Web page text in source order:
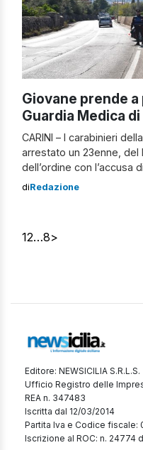
Giovane prende
Guardia Medica
CARINI – I carabinieri
arrestato un 23enne,
dell’ordine con l’accusa
alla Guardia Medica di
diRedazione
12…8>
Editore: NEWSICILIA S.R.L.S.
Ufficio Registro delle
REA n. 347483
Iscritta dal 12/03/2014
Partita Iva e Codice fiscale:
Iscrizione al ROC: n. 24774